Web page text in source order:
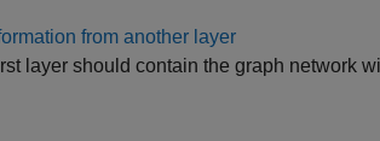
from another layer
layer should contain the graph network